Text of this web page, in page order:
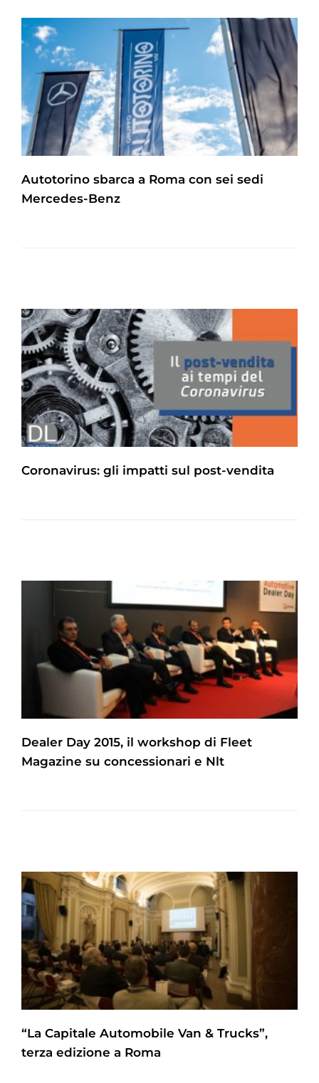
Autotorino sbarca a Roma con sei sedi
Mercedes-Benz
Coronavirus: gli impatti sul post-vendita
Dealer Day 2015, il workshop di Fleet
Magazine su concessionari e Nlt
“La Capitale Automobile Van & Trucks”,
terza edizione a Roma